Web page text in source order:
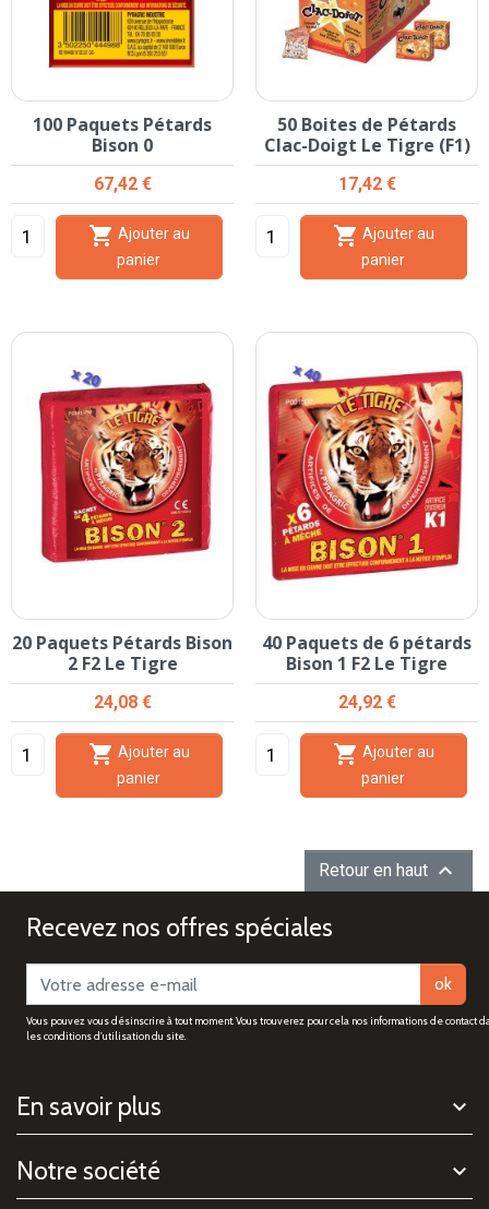
100 Paquets Pétards
Bison 0
Prix
67,42 €

panier
50 Boites de Pétards
Clac-Doigt Le Tigre (F1)
Prix
17,42 €

panier
20 Paquets Pétards Bison
2 F2 Le Tigre
Prix
24,08 €

panier
40 Paquets de 6 pétards
Bison 1 F2 Le Tigre
Prix
24,92 €

panier
Retour en haut 
Recevez nos offres spéciales
ok
Vous pouvez vous désinscrire à tout moment. Vous trouverez pour cela nos informations de contact
les conditions d'utilisation du site.
En savoir plus
Notre société